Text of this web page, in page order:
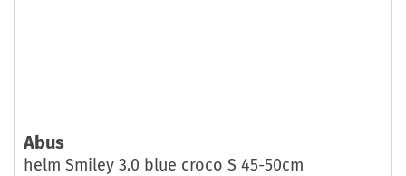
Abus
helm Smiley 3.0 blue croco S 45-50cm